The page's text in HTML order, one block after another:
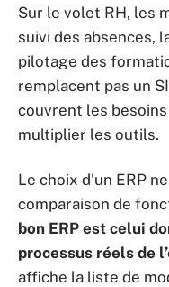
Sur le volet RH, les
suivi des absences,
pilotage des
remplacent pas un
couvrent les besoins
multiplier les outils.
Le choix d’un ERP
comparaison de
bon ERP est celui
processus réels de
affiche la liste de